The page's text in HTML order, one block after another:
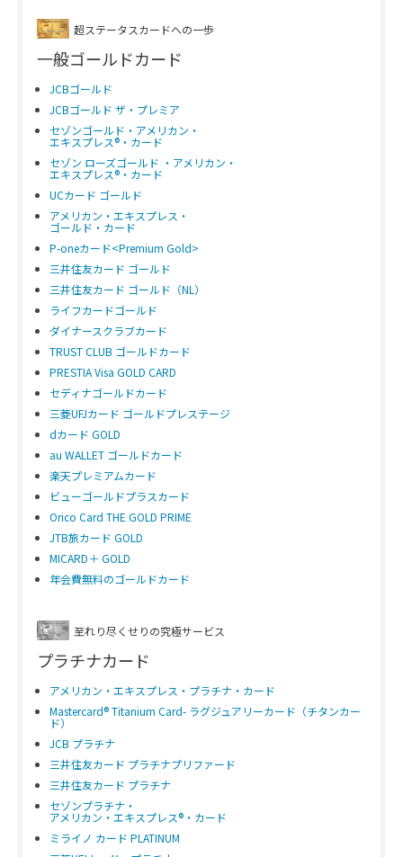
ミライノ デビット
年会費
申込み対象者
ポイント還元率 1％
海外ラウンジ
※年3回利用無料
ダイニング ダイニング by 招待日和
コンシェルジュデスク ×
ユニバーサル・スタ
ジオ・ジャパン™ JCB
LOUNGE利用
超ステータスカードへの一歩
一般ゴールドカード
JCBゴールド
JCBゴールド ザ・プレミア
セゾンゴールド・アメリカン・
エキスプレス®・カード
セゾン ローズゴールド ・アメリカン・
エキスプレス®・カード
UCカード ゴールド
アメリカン・エキスプレス・
ゴールド・カード
P-oneカード<Premium Gold>
三井住友カード ゴールド
三井住友カード ゴールド（NL）
ライフカードゴールド
ダイナースクラブカード
TRUST CLUB ゴールドカード
PRESTIA Visa GOLD CARD
セディナゴールドカード
三菱UFJカード ゴールドプレステージ
dカード GOLD
au WALLET ゴールドカード
楽天プレミアムカード
ビューゴールドプラスカード
Orico Card THE GOLD PRIME
JTB旅カード GOLD
MICARD＋ GOLD
年会費無料のゴールドカード
至れり尽くせりの究極サービス
プラチナカード
アメリカン・エキスプレス・プラチナ・カード
Mastercard® Titanium Card- ラグジュアリーカード（チタンカー
ド）
JCB プラチナ
三井住友カード プラチナプリファード
三井住友カード プラチナ
セゾンプラチナ・
アメリカン・エキスプレス®・カード
ミライノ カード PLATINUM